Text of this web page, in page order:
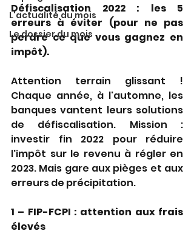
L'actualité du mois
Le dossier du mois
Défiscalisation 2022 : les 5
erreurs à éviter (pour ne pas
perdre ce que vous gagnez en
impôt).
Attention terrain glissant !
Chaque année, à l'automne, les
banques vantent leurs solutions
de défiscalisation. Mission :
investir fin 2022 pour réduire
l'impôt sur le revenu à régler en
2023. Mais gare aux pièges et aux
erreurs de précipitation.
1 – FIP-FCPI : attention aux frais
élevés